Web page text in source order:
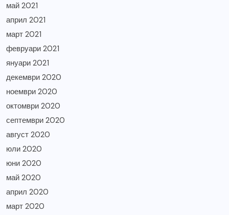
май 2021
април 2021
март 2021
февруари 2021
януари 2021
декември 2020
ноември 2020
октомври 2020
септември 2020
август 2020
юли 2020
юни 2020
май 2020
април 2020
март 2020